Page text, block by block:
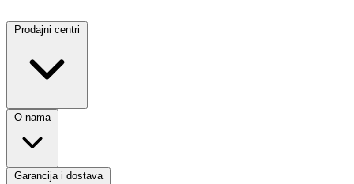
Prodajni centri
O nama
Garancija i dostava